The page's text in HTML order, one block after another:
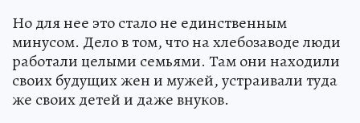
Но для нее это стало не единственным
минусом. Дело в том, что на хлебозаводе люди
работали целыми семьями. Там они находили
своих будущих жен и мужей, устраивали туда
же своих детей и даже внуков.